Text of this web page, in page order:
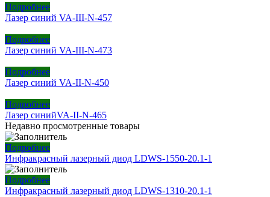
Подробнее
Лазер синий VA-III-N-457
Подробнее
Лазер синий VA-III-N-473
Подробнее
Лазер синий VA-II-N-450
Подробнее
Лазер синийVA-II-N-465
Недавно просмотренные товары
Подробнее
Инфракрасный лазерный диод LDWS-1550-20.1-1
Подробнее
Инфракрасный лазерный диод LDWS-1310-20.1-1